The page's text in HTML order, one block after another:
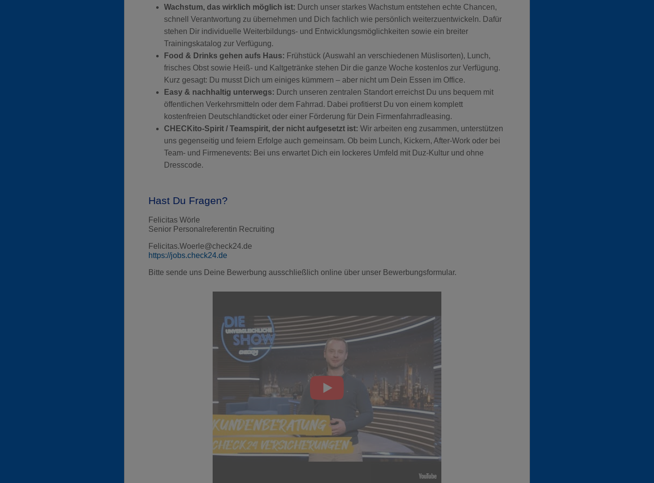
Wachstum, das wirklich möglich ist: Durch unser starkes Wachstum entstehen echte Chancen,
schnell Verantwortung zu übernehmen und Dich fachlich wie persönlich weiterzuentwickeln. Dafür
stehen Dir individuelle Weiterbildungs- und Entwicklungsmöglichkeiten sowie ein breiter
Trainingskatalog zur Verfügung.
Food & Drinks gehen aufs Haus: Frühstück (Auswahl an verschiedenen Müslisorten), Lunch,
frisches Obst sowie Heiß- und Kaltgetränke stehen Dir die ganze Woche kostenlos zur Verfügung.
Kurz gesagt: Du musst Dich um einiges kümmern – aber nicht um Dein Essen im Office.
Easy & nachhaltig unterwegs: Durch unseren zentralen Standort erreichst Du uns bequem mit
öffentlichen Verkehrsmitteln oder dem Fahrrad. Dabei profitierst Du von einem komplett
kostenfreien Deutschlandticket oder einer Förderung für Dein Firmenfahrradleasing.
CHECKito-Spirit / Teamspirit, der nicht aufgesetzt ist: Wir arbeiten eng zusammen, unterstützen
uns gegenseitig und feiern Erfolge auch gemeinsam. Ob beim Lunch, Kickern, After-Work oder bei
Team- und Firmenevents: Bei uns erwartet Dich ein lockeres Umfeld mit Duz-Kultur und ohne
Dresscode.
Hast Du Fragen?
Felicitas Wörle
Senior Personalreferentin Recruiting
Felicitas.Woerle@check24.de
https://jobs.check24.de
Bitte sende uns Deine Bewerbung ausschließlich online über unser Bewerbungsformular.